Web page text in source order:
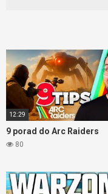
12:29
9 porad do Arc Raiders
80